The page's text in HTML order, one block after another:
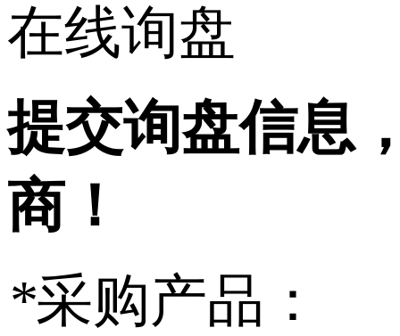
在线询盘
提交询盘信息
商！
*采购产品：